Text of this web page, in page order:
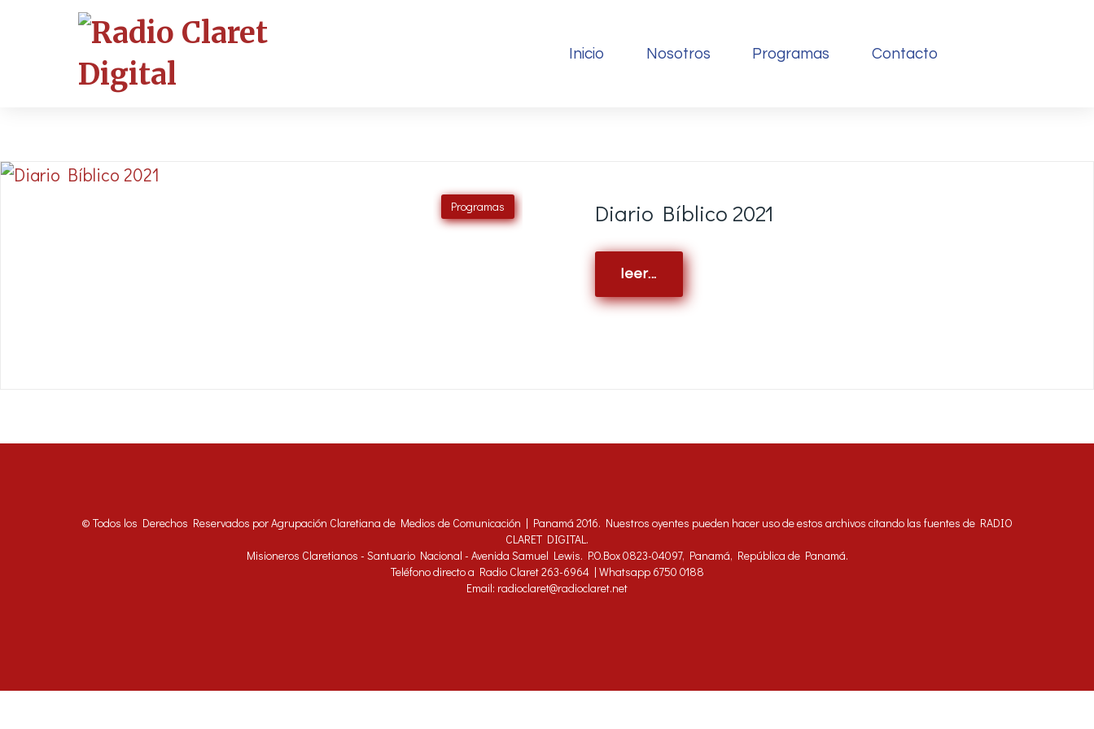
Inicio Nosotros Programas Contacto
Programas Diario Bíblico 2021
leer...
© Todos los Derechos Reservados por Agrupación Claretiana de Medios de Comunicación | Panamá 2016. Nuestros oyentes pueden hacer uso de estos archivos citando las fuentes de RADIO
CLARET DIGITAL.
Misioneros Claretianos - Santuario Nacional - Avenida Samuel Lewis. P.O.Box 0823-04097, Panamá, República de Panamá.
Teléfono directo a Radio Claret 263-6964 | Whatsapp 6750 0188
Email: radioclaret@radioclaret.net